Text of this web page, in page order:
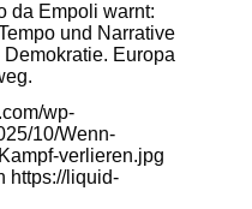
da Empoli warnt:
und Narrative
Europa
wp-
10/Wenn-
verlieren.jpg
https://liquid-